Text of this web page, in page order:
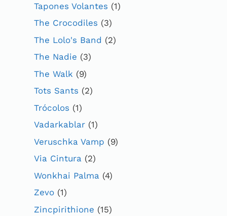
Tapones Volantes (1)
The Crocodiles (3)
The Lolo's Band (2)
The Nadie (3)
The Walk (9)
Tots Sants (2)
Trócolos (1)
Vadarkablar (1)
Veruschka Vamp (9)
Via Cintura (2)
Wonkhai Palma (4)
Zevo (1)
Zincpirithione (15)